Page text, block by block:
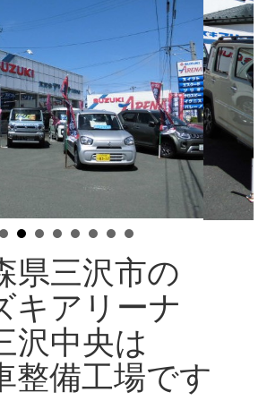
県三沢市の
キアリーナ
沢中央は
整備工場です